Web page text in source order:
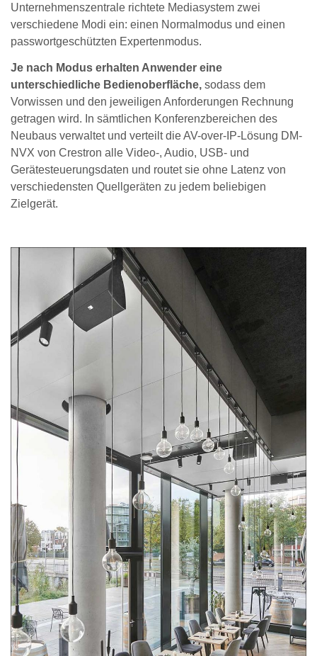
Unternehmenszentrale richtete Mediasystem zwei
verschiedene Modi ein: einen Normalmodus und einen
passwortgeschützten Expertenmodus.
Je nach Modus erhalten Anwender eine
unterschiedliche Bedienoberfläche, sodass dem
Vorwissen und den jeweiligen Anforderungen Rechnung
getragen wird. In sämtlichen Konferenzbereichen des
Neubaus verwaltet und verteilt die AV-over-IP-Lösung DM-
NVX von Crestron alle Video-, Audio, USB- und
Gerätesteuerungsdaten und routet sie ohne Latenz von
verschiedensten Quellgeräten zu jedem beliebigen
Zielgerät.